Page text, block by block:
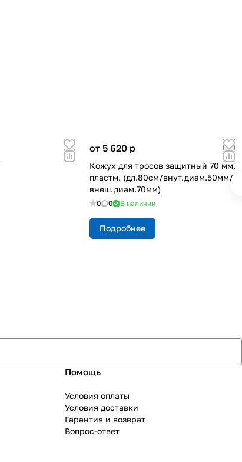
от 5 620 p
Кожух для тросов защитный 70 мм,
пластм. (дл.80см/внут.диам.50мм/
внеш.диам.70мм)
0 0 В наличии
Подробнее
Помощь
Условия оплаты
Условия доставки
Гарантия и возврат
Вопрос-ответ